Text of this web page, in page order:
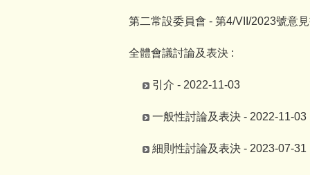
第二常設委員會 - 第4/VII/2023號意
全體會議討論及表決 :
引介 - 2022-11-03
一般性討論及表決 - 2022-11-03
細則性討論及表決 - 2023-07-31